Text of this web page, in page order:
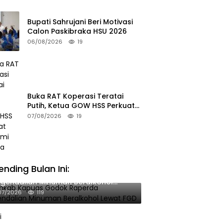
Bupati Sahrujani Beri Motivasi
Calon Paskibraka HSU 2026
06/08/2026 19
Buka RAT Koperasi Teratai
Putih, Ketua GOW HSS Perkuat
Ekonomi Wanita
07/08/2026 19
Bulan Ini:
Kapuas Godok Raperda
Minuman Beralkohol
FGD
2026 119